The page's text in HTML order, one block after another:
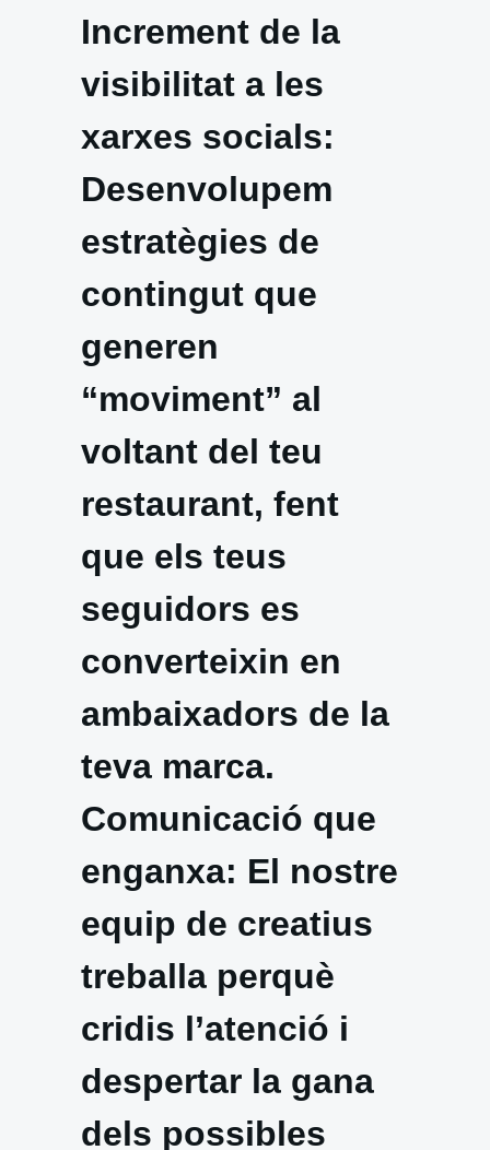
Increment de la
visibilitat a les
xarxes socials:
Desenvolupem
estratègies de
contingut que
generen
“moviment” al
voltant del teu
restaurant, fent
que els teus
seguidors es
converteixin en
ambaixadors de la
teva marca.
Comunicació que
enganxa: El nostre
equip de creatius
treballa perquè
cridis l’atenció i
despertar la gana
dels possibles